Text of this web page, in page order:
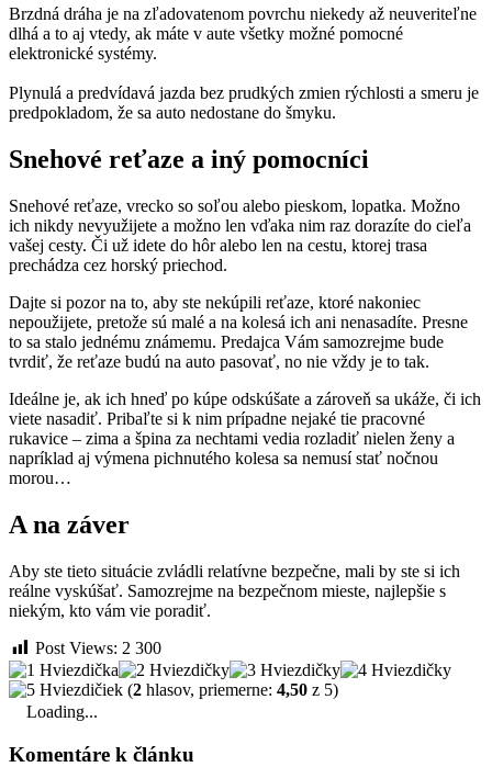
Brzdná dráha je na zľadovatenom povrchu niekedy až neuveriteľne
dlhá a to aj vtedy, ak máte v aute všetky možné pomocné
elektronické systémy.
Plynulá a predvídavá jazda bez prudkých zmien rýchlosti a smeru je
predpokladom, že sa auto nedostane do šmyku.
Snehové reťaze a iný pomocníci
Snehové reťaze, vrecko so soľou alebo pieskom, lopatka. Možno
ich nikdy nevyužijete a možno len vďaka nim raz dorazíte do cieľa
vašej cesty. Či už idete do hôr alebo len na cestu, ktorej trasa
prechádza cez horský priechod.
Dajte si pozor na to, aby ste nekúpili reťaze, ktoré nakoniec
nepoužijete, pretože sú malé a na kolesá ich ani nenasadíte. Presne
to sa stalo jednému známemu. Predajca Vám samozrejme bude
tvrdiť, že reťaze budú na auto pasovať, no nie vždy je to tak.
Ideálne je, ak ich hneď po kúpe odskúšate a zároveň sa ukáže, či ich
viete nasadiť. Pribaľte si k nim prípadne nejaké tie pracovné
rukavice – zima a špina za nechtami vedia rozladiť nielen ženy a
napríklad aj výmena pichnutého kolesa sa nemusí stať nočnou
morou…
A na záver
Aby ste tieto situácie zvládli relatívne bezpečne, mali by ste si ich
reálne vyskúšať. Samozrejme na bezpečnom mieste, najlepšie s
niekým, kto vám vie poradiť.
Post Views: 2 300
(2 hlasov, priemerne: 4,50 z 5)
Loading...
Komentáre k článku